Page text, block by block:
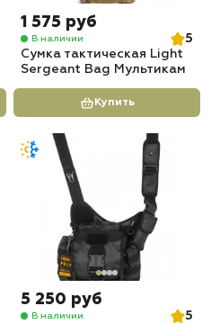
1 575 руб
В наличии
5
Сумка тактическая Light
Sergeant Bag Мультикам
Купить
5 250 руб
В наличии
5